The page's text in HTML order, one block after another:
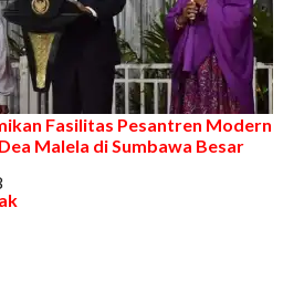
Fasilitas Pesantren Modern
Malela di Sumbawa Besar